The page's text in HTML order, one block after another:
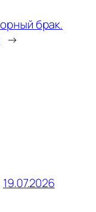
брак.
→
19.07.2026